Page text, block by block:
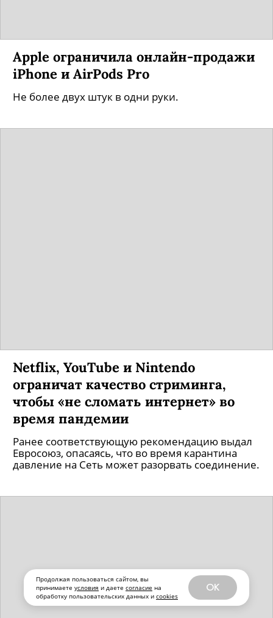
Продолжая пользоваться сайтом, вы
принимаете условия и даете согласие на
обработку пользовательских данных и cookies
OK
Apple ограничила онлайн-продажи
iPhone и AirPods Pro
Не более двух штук в одни руки.
Netflix, YouTube и Nintendo
ограничат качество стриминга,
чтобы «не сломать интернет» во
время пандемии
Ранее соответствующую рекомендацию выдал
Евросоюз, опасаясь, что во время карантина
давление на Сеть может разорвать соединение.